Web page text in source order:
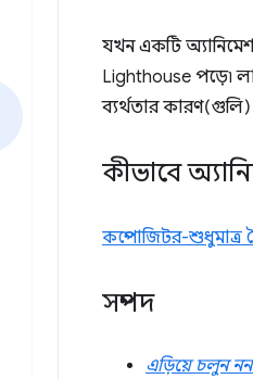
যখন একটি
Lighthouse পড়ে৷
ব্যর্থতার
কীভাবে
কম্পোজিটর-শুধুমাত্র
সম্পদ
এড়িয়ে চলুন